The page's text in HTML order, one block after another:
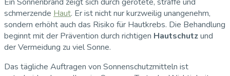
schmerzende Haut. Er ist nicht nur kurzweilig unangenehm,
sondern erhöht auch das Risiko für Hautkrebs. Die Behandlung
beginnt mit der Prävention durch richtigen Hautschutzund
der Vermeidung zu viel Sonne.
Das tägliche Auftragen von Sonnenschutzmitteln ist